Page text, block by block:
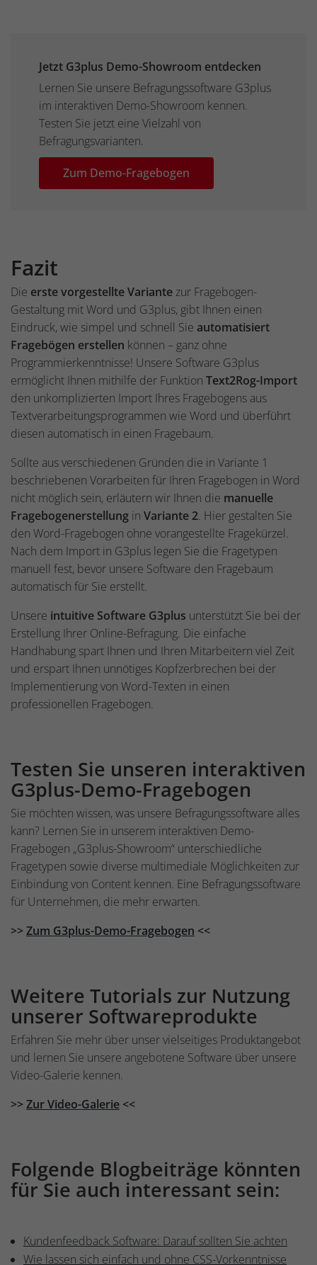
Jetzt G3plus Demo-Showroom entdecken
Lernen Sie unsere Befragungssoftware G3plus
im interaktiven Demo-Showroom kennen.
Testen Sie jetzt eine Vielzahl von
Befragungsvarianten.
Zum Demo-Fragebogen
Fazit
Die erste vorgestellte Variantezur Fragebogen-
Gestaltung mit Word und G3plus, gibt Ihnen einen
Eindruck, wie simpel und schnell Sie automatisiert
Fragebögen erstellen können – ganz ohne
Programmierkenntnisse! Unsere Software G3plus
ermöglicht Ihnen mithilfe der Funktion Text2Rog-Import
den unkomplizierten Import Ihres Fragebogens aus
Textverarbeitungsprogrammen wie Word und überführt
diesen automatisch in einen Fragebaum.
Sollte aus verschiedenen Gründen die in Variante 1
beschriebenen Vorarbeiten für Ihren Fragebogen in Word
nicht möglich sein, erläutern wir Ihnen die manuelle
Fragebogenerstellung in Variante 2. Hier gestalten Sie
den Word-Fragebogen ohne vorangestellte Fragekürzel.
Nach dem Import in G3plus legen Sie die Fragetypen
manuell fest, bevor unsere Software den Fragebaum
automatisch für Sie erstellt.
Unsere intuitive Software G3plus unterstützt Sie bei der
Erstellung Ihrer Online-Befragung. Die einfache
Handhabung spart Ihnen und Ihren Mitarbeitern viel Zeit
und erspart Ihnen unnötiges Kopfzerbrechen bei der
Implementierung von Word-Texten in einen
professionellen Fragebogen.
Testen Sie unseren interaktiven
G3plus-Demo-Fragebogen
Sie möchten wissen, was unsere Befragungssoftware alles
kann? Lernen Sie in unserem interaktiven Demo-
Fragebogen „G3plus-Showroom“ unterschiedliche
Fragetypen sowie diverse multimediale Möglichkeiten zur
Einbindung von Content kennen. Eine Befragungssoftware
für Unternehmen, die mehr erwarten.
>>Zum G3plus-Demo-Fragebogen <<
Weitere Tutorials zur Nutzung
unserer Softwareprodukte
Erfahren Sie mehr über unser vielseitiges Produktangebot
und lernen Sie unsere angebotene Software über unsere
Video-Galerie kennen.
>>Zur Video-Galerie <<
Folgende Blogbeiträge könnten
für Sie auch interessant sein:
Kundenfeedback Software: Darauf sollten Sie achten
Wie lassen sich einfach und ohne CSS-Vorkenntnisse